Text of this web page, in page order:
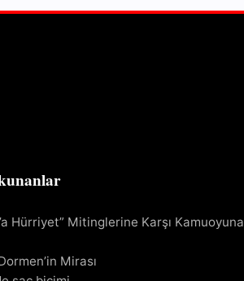
Hürriyet” Mitinglerine Karşı Kamuoyuna
Mirası